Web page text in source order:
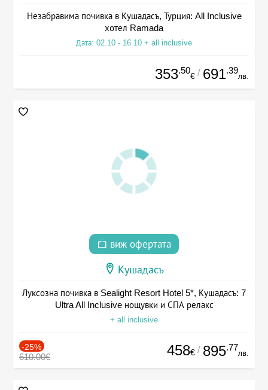
Незабравима почивка в Кушадасъ, Турция: All Inclusive
хотел Ramada
Дата: 02.10 - 16.10 + all inclusive
353.50
€ / 691.39
лв.
виж офертата
Кушадасъ
Луксозна почивка в Sealight Resort Hotel 5*, Кушадасъ: 7
Ultra All Inclusive нощувки и СПА релакс
+ all inclusive
-25%
610.00€ 458€ / 895.77
лв.